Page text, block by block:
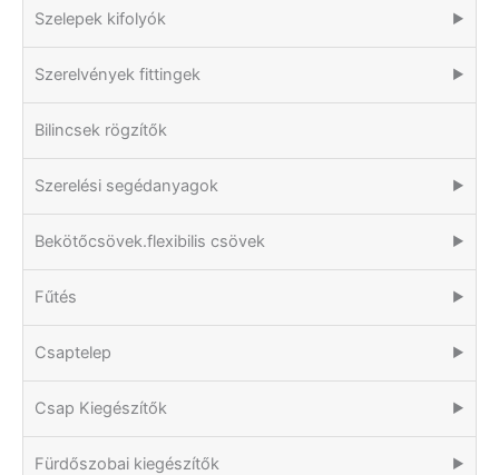
Szelepek kifolyók ▶
Szerelvények fittingek ▶
Bilincsek rögzítők
Szerelési segédanyagok ▶
Bekötőcsövek.flexibilis csövek ▶
Fűtés ▶
Csaptelep ▶
Csap Kiegészítők ▶
Fürdőszobai kiegészítők ▶